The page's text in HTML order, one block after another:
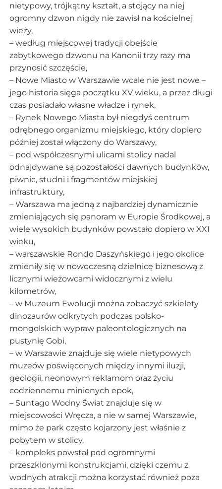
nietypowy, trójkątny kształt, a stojący na niej
ogromny dzwon nigdy nie zawisł na kościelnej
wieży,
– według miejscowej tradycji obejście
zabytkowego dzwonu na Kanonii trzy razy ma
przynosić szczęście,
– Nowe Miasto w Warszawie wcale nie jest nowe –
jego historia sięga początku XV wieku, a przez długi
czas posiadało własne władze i rynek,
– Rynek Nowego Miasta był niegdyś centrum
odrębnego organizmu miejskiego, który dopiero
później został włączony do Warszawy,
– pod współczesnymi ulicami stolicy nadal
odnajdywane są pozostałości dawnych budynków,
piwnic, studni i fragmentów miejskiej
infrastruktury,
– Warszawa ma jedną z najbardziej dynamicznie
zmieniających się panoram w Europie Środkowej, a
wiele wysokich budynków powstało dopiero w XXI
wieku,
– warszawskie Rondo Daszyńskiego i jego okolice
zmieniły się w nowoczesną dzielnicę biznesową z
licznymi wieżowcami widocznymi z wielu
kilometrów,
– w Muzeum Ewolucji można zobaczyć szkielety
dinozaurów odkrytych podczas polsko-
mongolskich wypraw paleontologicznych na
pustynię Gobi,
– w Warszawie znajduje się wiele nietypowych
muzeów poświęconych między innymi iluzji,
geologii, neonowym reklamom oraz życiu
codziennemu minionych epok,
– Suntago Wodny Świat znajduje się w
miejscowości Wręcza, a nie w samej Warszawie,
mimo że park często kojarzony jest właśnie z
pobytem w stolicy,
– kompleks powstał pod ogromnymi
przeszklonymi konstrukcjami, dzięki czemu z
wodnych atrakcji można korzystać również poza